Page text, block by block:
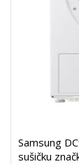
Samsung
sušičku